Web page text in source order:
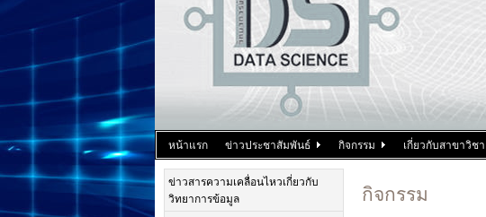
หน้าแรก ข่าวประชาสัมพันธ์ กิจกรรม เกี่ยวกับสาขาวิชา
ข่าวสารความเคลื่อนไหวเกี่ยวกับ
วิทยาการข้อมูล
กิจกรรม